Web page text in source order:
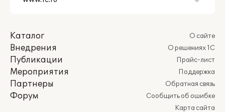
Каталог
Внедрения
Публикации
Мероприятия
Партнеры
Форум
О сайте
О решениях 1С
Прайс-лист
Поддержка
Обратная связь
Сообщить об ошибке
Карта сайта